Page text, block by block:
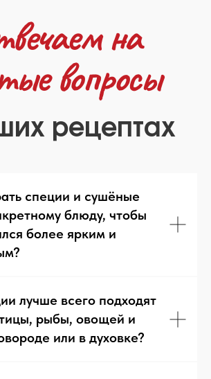
специи и сушёные
блюду, чтобы
более ярким и
лучше всего подходят
рыбы, овощей и
или в духовке?